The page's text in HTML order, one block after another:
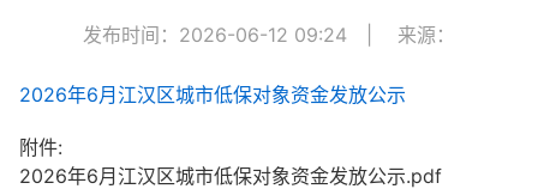
发布时间：2026-06-12 09:24 来源：
2026年6月江汉区城市低保对象资金发放公示
附件:
2026年6月江汉区城市低保对象资金发放公示.pdf